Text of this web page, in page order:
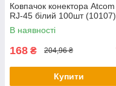
Ковпачок конектора Atcom
RJ-45 білий 100шт (10107)
В наявності
168 ₴ 204,96 ₴
Купити